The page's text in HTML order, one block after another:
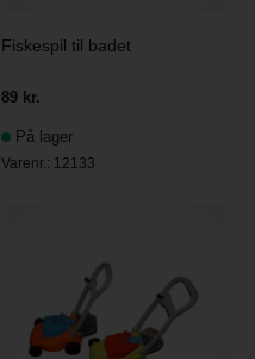
Fiskespil til badet
89 kr.
På lager
Varenr.: 12133